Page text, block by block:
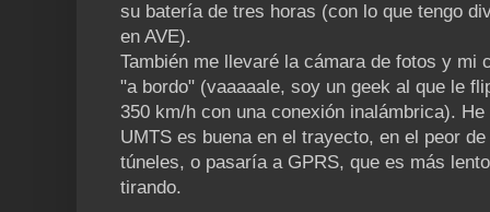
su batería de tres horas (con lo que tengo
en AVE).
También me llevaré la cámara de fotos y mi
"a bordo" (vaaaaale, soy un geek al que le
350 km/h con una conexión inalámbrica).
UMTS es buena en el trayecto, en el peor
túneles, o pasaría a GPRS, que es más
tirando.